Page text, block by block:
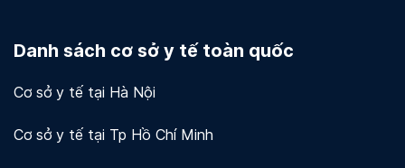
dụng mã hóa và các biện pháp bảo mật khác để
Danh sách cơ sở y tế toàn quốc
Cơ sở y tế tại Hà Nội
Cơ sở y tế tại Tp Hồ Chí Minh